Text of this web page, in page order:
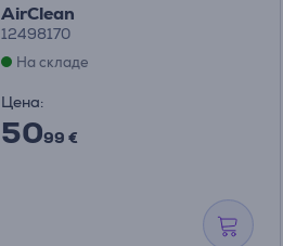
AirClean
12498170
На складе
Цена:
5099 €